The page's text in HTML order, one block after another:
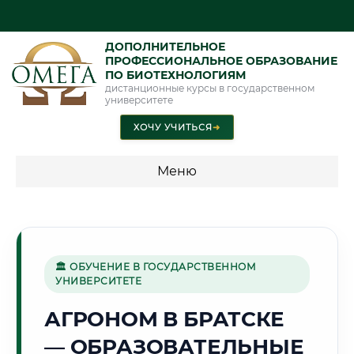
ДОПОЛНИТЕЛЬНОЕ
ПРОФЕССИОНАЛЬНОЕ ОБРАЗОВАНИЕ
ПО БИОТЕХНОЛОГИЯМ
дистанционные курсы в государственном
университете
ХОЧУ УЧИТЬСЯ➜
Меню
🌲
Г. БРАТСК
🏛 ОБУЧЕНИЕ В ГОСУДАРСТВЕННОМ
УНИВЕРСИТЕТЕ
АГРОНОМ В БРАТСКЕ
— ОБРАЗОВАТЕЛЬНЫЕ